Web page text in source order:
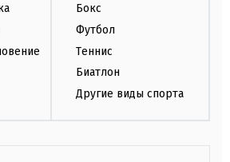
Бокс
Футбол
Теннис
Биатлон
Другие виды спорта